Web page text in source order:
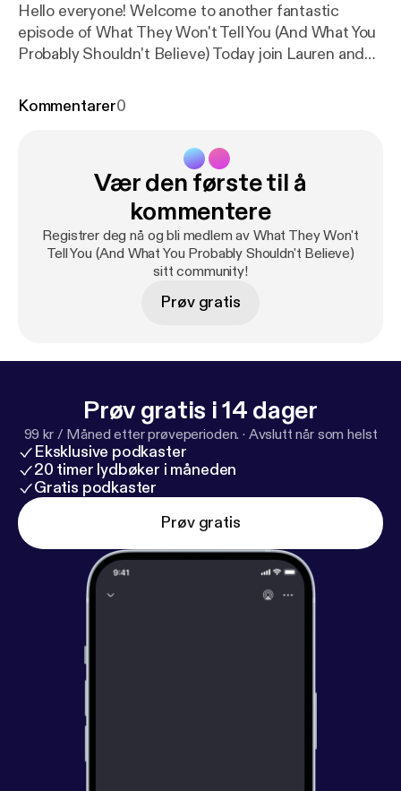
Hello everyone! Welcome to another fantastic
episode of What They Won't Tell You (And What You
Probably Shouldn't Believe) Today join Lauren and
what sort of animal the Moth man likes to keep as
Kommentarer0
Vær den første til å
kommentere
Registrer deg nå og bli medlem av What They Won't
Tell You (And What You Probably Shouldn't Believe)
sitt community!
Prøv gratis
Prøv gratis i 14 dager
99 kr / Måned etter prøveperioden. · Avslutt når som helst
Eksklusive podkaster
20 timer lydbøker i måneden
Gratis podkaster
Prøv gratis